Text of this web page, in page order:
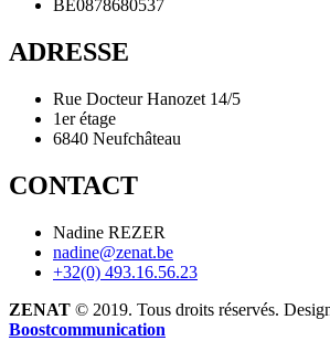
BE0878680537
ADRESSE
Rue Docteur Hanozet 14/5
1er étage
6840 Neufchâteau
CONTACT
Nadine REZER
nadine@zenat.be
+32(0) 493.16.56.23
ZENAT © 2019. Tous droits réservés.
Boostcommunication